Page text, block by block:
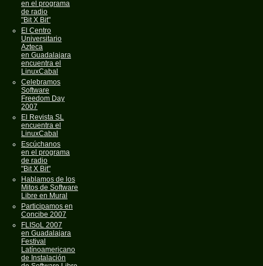
en el programa
de radio
"Bit X Bit"
El Centro
Universitario
Azteca
en Guadalajara
encuentra el
LinuxCabal
Celebramos
Software
Freedom Day
2007
El Revista SL
encuentra el
LinuxCabal
Escúchanos
en el programa
de radio
"Bit X Bit"
Hablamos de los
Mitos de Software
Libre en Mural
Participamos en
Concibe 2007
FLISoL 2007
en Guadalajara
Festival
Latínoamericano
de Instalación